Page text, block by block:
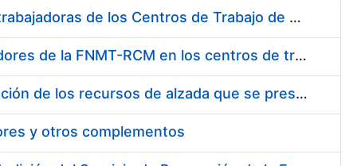
Suministro de Protectores Auditivos a medida para las personas trabajadoras de los Centros de Trabajo de Madrid y Burgos
Suministro de gafas graduadas antiproyecciones para los trabajadores de la FNMT-RCM en los centros de trabajo de Madrid y Burgos
Servicios de una empresa externa para el asesoramiento y resolución de los recursos de alzada que se presentan relacionados con procesos de selección para la FNMT-RCM
y otros complementos